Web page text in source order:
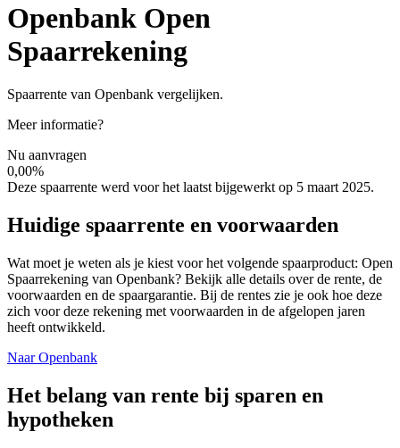
Openbank Open
Spaarrekening
Spaarrente van Openbank vergelijken.
Meer informatie?
Nu aanvragen
0,00%
Deze spaarrente werd voor het laatst bijgewerkt op 5 maart 2025.
Huidige spaarrente en voorwaarden
Wat moet je weten als je kiest voor het volgende spaarproduct: Open
Spaarrekening van Openbank? Bekijk alle details over de rente, de
voorwaarden en de spaargarantie. Bij de rentes zie je ook hoe deze
zich voor deze rekening met voorwaarden in de afgelopen jaren
heeft ontwikkeld.
Naar Openbank
Het belang van rente bij sparen en
hypotheken